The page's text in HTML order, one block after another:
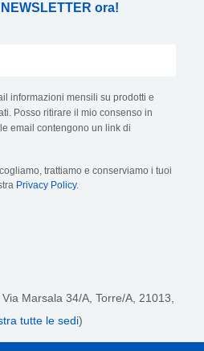
ora!
informazioni mensili su prodotti e
Posso ritirare il mio consenso in
email contengono un link di
trattiamo e conserviamo i tuoi
Privacy Policy.
Via Marsala 34/A, Torre/A, 21013,
tutte le sedi)